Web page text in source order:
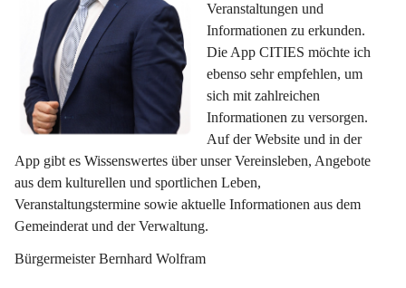
Veranstaltungen und
Informationen zu erkunden.
Die App CITIES möchte ich
ebenso sehr empfehlen, um
sich mit zahlreichen
Informationen zu versorgen.
Auf der Website und in der
App gibt es Wissenswertes über unser Vereinsleben, Angebote
aus dem kulturellen und sportlichen Leben,
Veranstaltungstermine sowie aktuelle Informationen aus dem
Gemeinderat und der Verwaltung.
Bürgermeister Bernhard Wolfram